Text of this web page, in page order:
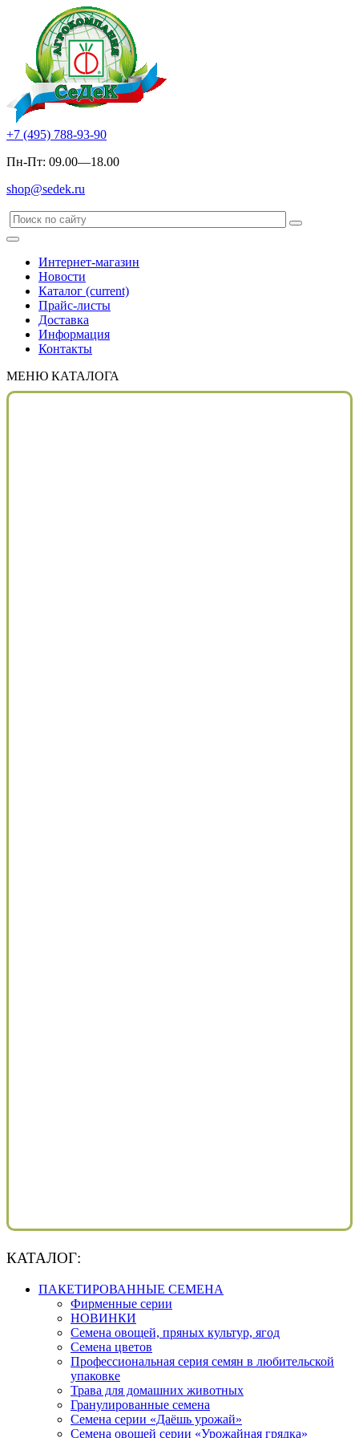
+7 (495) 788-93-90
Пн-Пт: 09.00—18.00
shop@sedek.ru
Интернет-магазин
Новости
Каталог (current)
Прайс-листы
Доставка
Информация
Контакты
МЕНЮ КАТАЛОГА
КАТАЛОГ:
ПАКЕТИРОВАННЫЕ СЕМЕНА
Фирменные серии
НОВИНКИ
Семена овощей, пряных культур, ягод
Семена цветов
Профессиональная серия семян в любительской
упаковке
Трава для домашних животных
Гранулированные семена
Семена серии «Даёшь урожай»
Семена овощей серии «Урожайная грядка»